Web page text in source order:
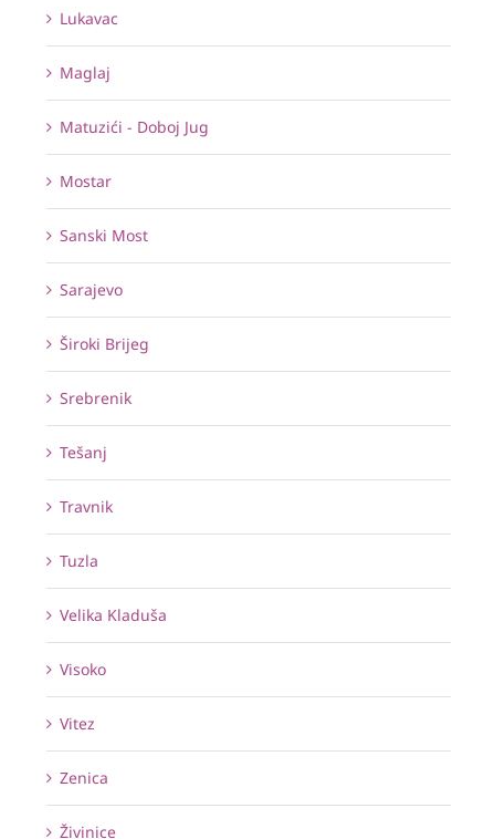
Lukavac
Maglaj
Matuzići - Doboj Jug
Mostar
Sanski Most
Sarajevo
Široki Brijeg
Srebrenik
Tešanj
Travnik
Tuzla
Velika Kladuša
Visoko
Vitez
Zenica
Živinice